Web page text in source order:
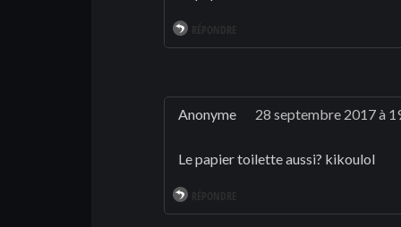
Anonyme 28 septembre 2017 à
Le papier toilette aussi? kikoulol